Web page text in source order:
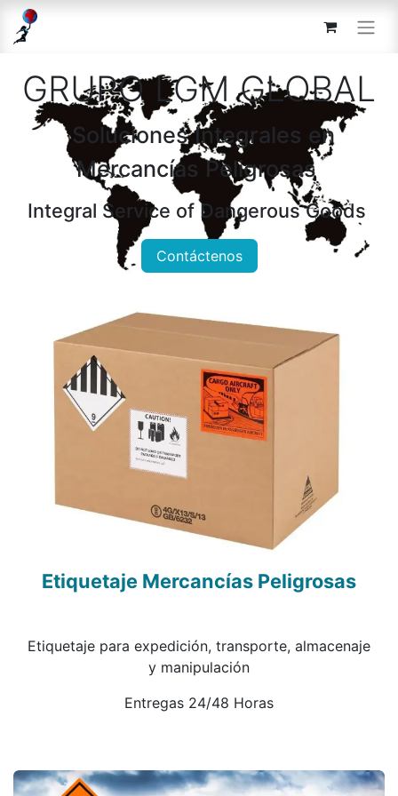
GRUPO LGM GLOBAL
Soluciones Integrales en
Mercancías Peligrosas
Integral Service of Dangerous Goods
Contáctenos
Etiquetaje Mercancías Peligrosas
Etiquetaje para expedición, transporte, almacenaje
y manipulación
Entregas 24/48 Horas